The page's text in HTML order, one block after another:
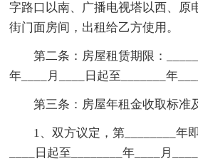
字路口以南、广播电视塔以西、原
街门面房间，出租给乙方使用。
第二条：房屋租赁期限：
年____月____日起至_______年
第三条：房屋年租金收取标准
1、双方议定，第________年即
____日起至________年____月